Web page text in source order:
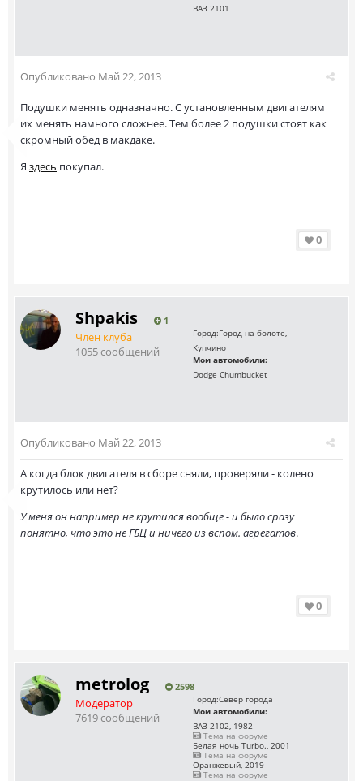
ВАЗ 2101
Опубликовано Май 22, 2013
Подушки менять одназначно. С установленным двигателям
их менять намного сложнее. Тем более 2 подушки стоят как
скромный обед в макдаке.
Я здесь покупал.
0
Shpakis 1
Член клуба
1055 сообщений
Город:Город на болоте,
Купчино
Мои автомобили:
Dodge Chumbucket
Опубликовано Май 22, 2013
А когда блок двигателя в сборе сняли, проверяли - колено
крутилось или нет?
У меня он например не крутился вообще - и было сразу
понятно, что это не ГБЦ и ничего из вспом. агрегатов.
0
metrolog 2598
Модератор
7619 сообщений
Город:Север города
Мои автомобили:
ВАЗ 2102, 1982
Тема на форуме
Белая ночь Turbo., 2001
Тема на форуме
Оранжевый, 2019
Тема на форуме